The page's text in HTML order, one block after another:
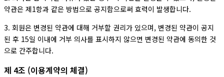
약관은 제1항과 같은 방법으로 공지함으로써 효력이 발생합니다.
3. 회원은 변경된 약관에 대해 거부할 권리가 있으며, 변경된 약관이 공지
된 후 15일 이내에 거부 의사를 표시하지 않으면 변경된 약관에 동의한 것
으로 간주합니다.
제 4조 (이용계약의 체결)